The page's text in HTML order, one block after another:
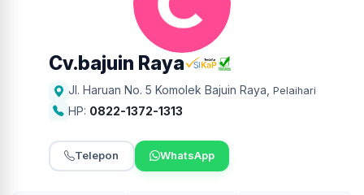
Cv.bajuin Raya
Jl. Haruan No. 5 Komolek Bajuin Raya Pelaihari
HP: 0822-1372-1313
Telepon WhatsApp